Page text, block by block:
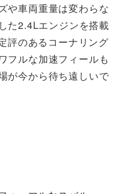
や車両重量は変わらな
た2.4Lエンジンを搭載
評のあるコーナリング
フルな加速フィールも
が今から待ち遠しいで